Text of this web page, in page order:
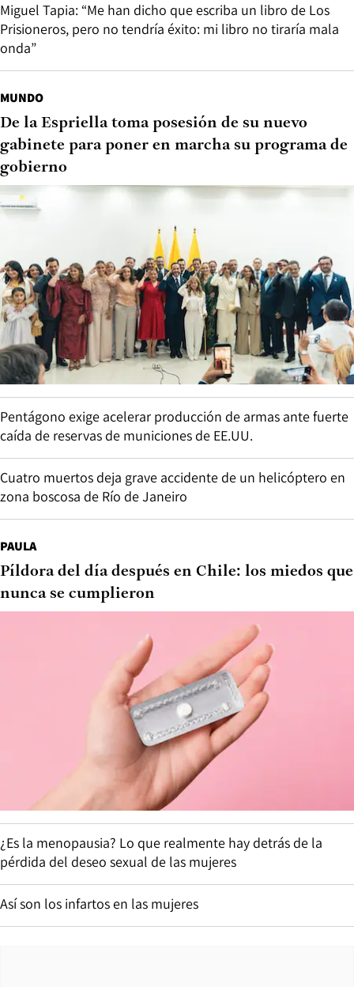
Miguel Tapia: “Me han dicho que escriba un libro de Los
Prisioneros, pero no tendría éxito: mi libro no tiraría mala
onda”
MUNDO
De la Espriella toma posesión de su nuevo
gabinete para poner en marcha su programa de
gobierno
Pentágono exige acelerar producción de armas ante fuerte
caída de reservas de municiones de EE.UU.
Cuatro muertos deja grave accidente de un helicóptero en
zona boscosa de Río de Janeiro
PAULA
Píldora del día después en Chile: los miedos que
nunca se cumplieron
¿Es la menopausia? Lo que realmente hay detrás de la
pérdida del deseo sexual de las mujeres
Así son los infartos en las mujeres